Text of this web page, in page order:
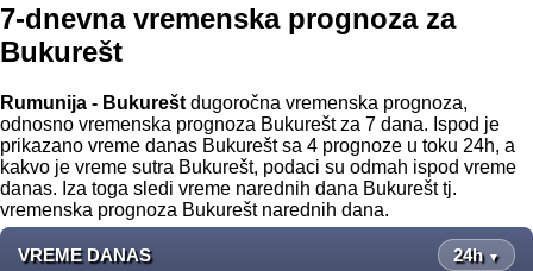
7-dnevna vremenska prognoza za
Bukurešt
Rumunija - Bukurešt dugoročna vremenska prognoza,
odnosno vremenska prognoza Bukurešt za 7 dana. Ispod je
prikazano vreme danas Bukurešt sa 4 prognoze u toku 24h, a
kakvo je vreme sutra Bukurešt, podaci su odmah ispod vreme
danas. Iza toga sledi vreme narednih dana Bukurešt tj.
vremenska prognoza Bukurešt narednih dana.
VREME DANAS 24h ▼